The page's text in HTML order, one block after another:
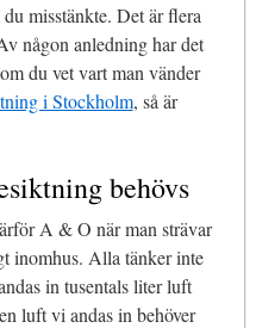
misstänkte. Det är flera
någon anledning har det
du vet vart man vänder
i Stockholm, så är
behövs
A & O när man strävar
inomhus. Alla tänker inte
in tusentals liter luft
luft vi andas in behöver